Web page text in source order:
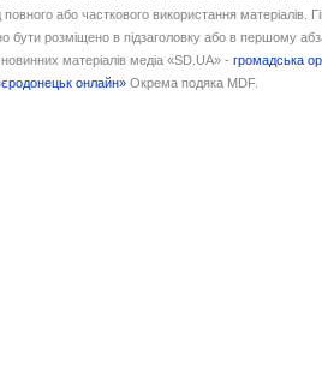
або часткового використання матеріалів.
бути розміщено в підзаголовку або в першому
матеріалів медіа «SD.UA» -громадська
онлайн» Окрема подяка MDF.